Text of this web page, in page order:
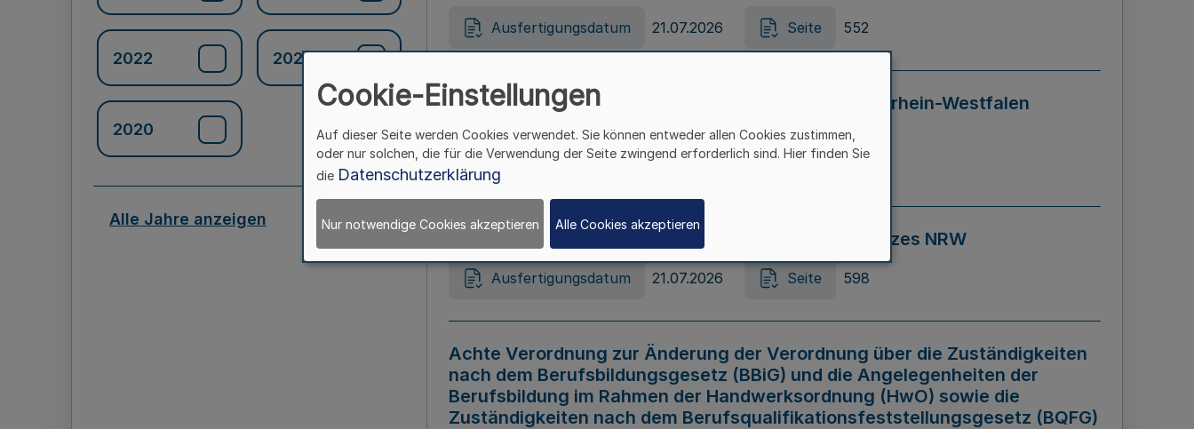
2022 2021
2020
Alle Jahre anzeigen
Ausfertigungsdatum 21.07.2026 Seite 552
Gesetz zur Vermeidung von Diskriminierung in Nordrhein-Westfalen
(Landesantidiskriminierungsgesetz – LADG NRW)
Ausfertigungsdatum 21.07.2026 Seite 595
Gesetz zur Änderung des Online-Casinospiel Gesetzes NRW
Ausfertigungsdatum 21.07.2026 Seite 598
Achte Verordnung zur Änderung der Verordnung über die Zuständigkeiten
nach dem Berufsbildungsgesetz (BBiG) und die Angelegenheiten der
Berufsbildung im Rahmen der Handwerksordnung (HwO) sowie die
Zuständigkeiten nach dem Berufsqualifikationsfeststellungsgesetz (BQFG)
Cookie-Einstellungen
Auf dieser Seite werden Cookies verwendet. Sie können entweder allen Cookies zustimmen,
oder nur solchen, die für die Verwendung der Seite zwingend erforderlich sind. Hier finden Sie
die Datenschutzerklärung
Nur notwendige Cookies akzeptieren Alle Cookies akzeptieren